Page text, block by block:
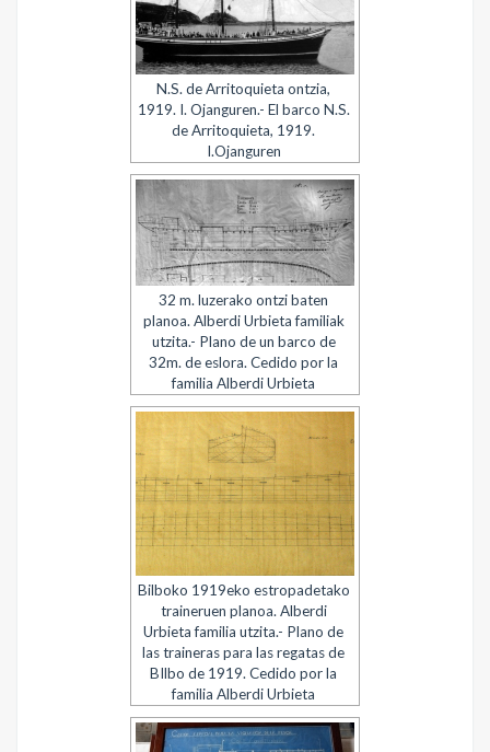
N.S. de Arritoquieta ontzia,
1919. I. Ojanguren.- El barco N.S.
de Arritoquieta, 1919.
I.Ojanguren
32 m. luzerako ontzi baten
planoa. Alberdi Urbieta familiak
utzita.- Plano de un barco de
32m. de eslora. Cedido por la
familia Alberdi Urbieta
Bilboko 1919eko estropadetako
traineruen planoa. Alberdi
Urbieta familia utzita.- Plano de
las traineras para las regatas de
BIlbo de 1919. Cedido por la
familia Alberdi Urbieta